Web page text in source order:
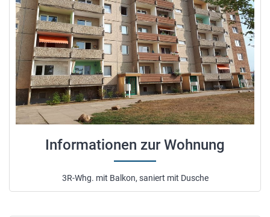
Informationen zur Wohnung
3R-Whg. mit Balkon, saniert mit Dusche